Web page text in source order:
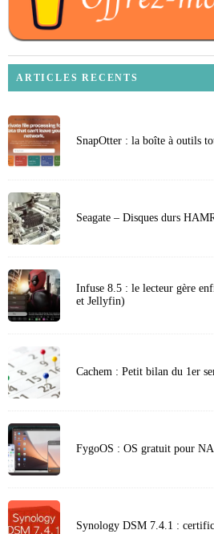
ARTICLES RECENTS
SnapOtter : la boîte à outils
Seagate – Disques durs
Infuse 8.5 : le lecteur gère
et Jellyfin)
Cachem : Petit bilan du 1er
FygoOS : OS gratuit pour
Synology DSM 7.4.1 :